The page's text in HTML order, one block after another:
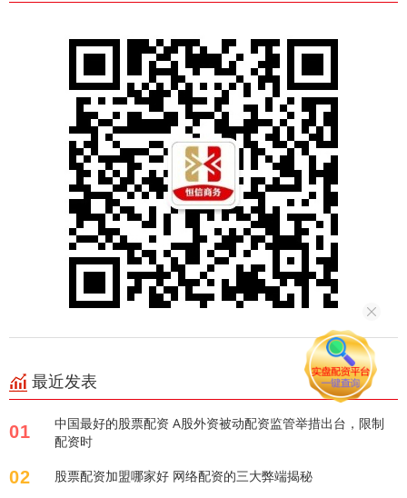
最近发表
01
中国最好的股票配资 A股外资被动配资监管举措出台，限制
配资时
02 股票配资加盟哪家好 网络配资的三大弊端揭秘